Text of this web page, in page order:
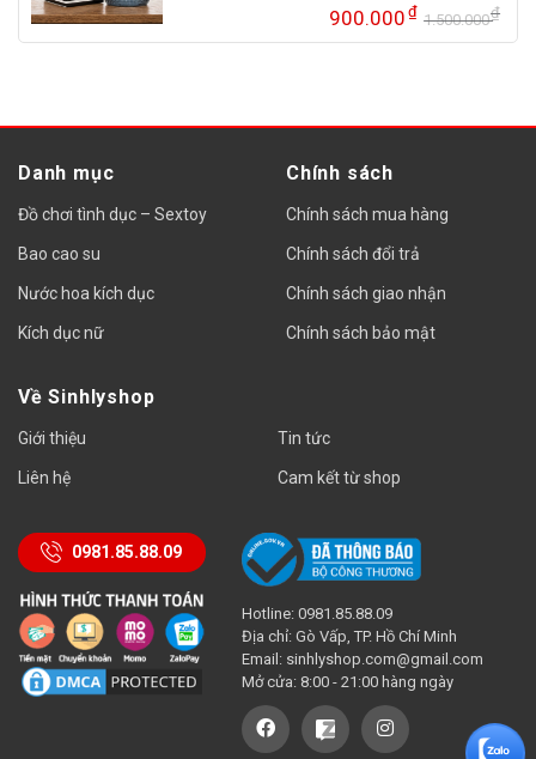
1.500.000₫
900.000₫
Danh mục
Đồ chơi tình dục – Sextoy
Bao cao su
Nước hoa kích dục
Kích dục nữ
Chính sách
Chính sách mua hàng
Chính sách đổi trả
Chính sách giao nhận
Chính sách bảo mật
Về Sinhlyshop
Giới thiệu
Liên hệ
Tin tức
Cam kết từ shop
0981.85.88.09
Hotline: 0981.85.88.09
Địa chỉ: Gò Vấp, TP. Hồ Chí Minh
Email: sinhlyshop.com@gmail.com
Mở cửa: 8:00 - 21:00 hàng ngày